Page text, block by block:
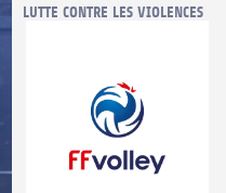
LUTTE CONTRE LES VIOLENCES